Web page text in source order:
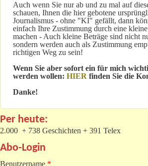
Auch wenn Sie nur ab und zu mal auf
schauen, Ihnen die hier gebotene
Journalismus - ohne "KI" gefällt, dann
einfach Ihre Zustimmung durch eine
machen - Auch kleine Beträge sind nicht
sondern werden auch als Zustimmung
richtigen Weg zu sein!
Wenn Sie aber sofort ein für mich
werden wollen: HIER finden Sie die
Danke!
Per heute:
2.000 + 738 Geschichten + 391 Telex
Abo-Login
Benutzername *